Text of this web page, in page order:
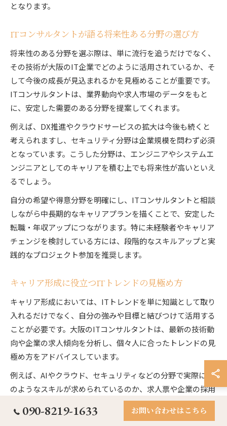
となります。
ITコンサルタントが語る将来性ある分野の選び方
将来性のある分野を選ぶ際は、単に流行を追うだけでなく、
その技術が大阪のIT企業でどのように活用されているか、そ
して今後の成長が見込まれるかを見極めることが重要です。
ITコンサルタントは、業界動向や求人市場のデータをもと
に、安定した需要のある分野を提案してくれます。
例えば、DX推進やクラウドサービスの拡大は今後も続くと
考えられますし、セキュリティ分野は企業規模を問わず必須
となっています。こうした分野は、エンジニアやシステムエ
ンジニアとしてのキャリアを積む上でも将来性が高いといえ
るでしょう。
自分の希望や得意分野を明確にし、ITコンサルタントと相談
しながら中長期的なキャリアプランを描くことで、安定した
転職・年収アップにつながります。特に未経験者やキャリア
チェンジを検討している方には、段階的なスキルアップと実
践的なプロジェクト参加を推奨します。
キャリア形成に役立つITトレンドの見極め方
キャリア形成においては、ITトレンドを単に知識として取り
入れるだけでなく、自分の強みや目標と結びつけて活用する
ことが必要です。大阪のITコンサルタントは、最新の技術動
向や企業の求人傾向を分析し、個々人に合ったトレンドの見
極め方をアドバイスしています。
例えば、AIやクラウド、セキュリティなどの分野で実際にど
のようなスキルが求められているのか、求人票や企業の採用
ページ、IT企業ランキングなどから情報を収集することが効
果的です。また、現場のプロジェクト事例や先輩エンジニア
090-8219-1633 お問い合わせはこちら